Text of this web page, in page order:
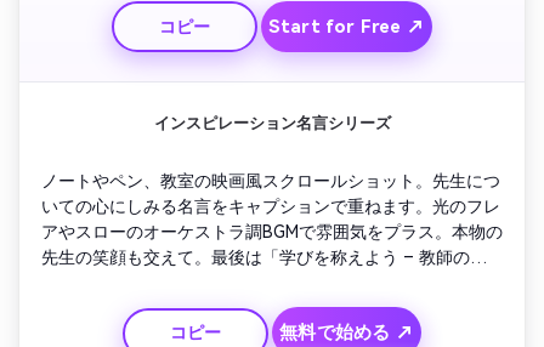
コピー Start for Free ↗
インスピレーション名言シリーズ
ノートやペン、教室の映画風スクロールショット。先生につ
いての心にしみる名言をキャプションで重ねます。光のフレ
アやスローのオーケストラ調BGMで雰囲気をプラス。本物の
先生の笑顔も交えて。最後は「学びを称えよう – 教師の日
コピー 無料で始める ↗